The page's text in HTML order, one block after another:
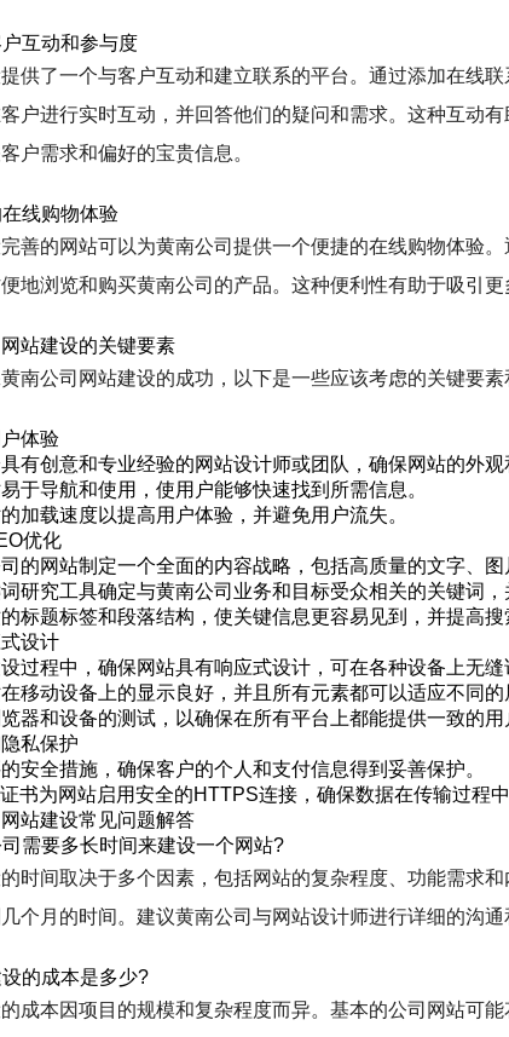
互动和参与度
供了一个与客户互动和建立联系的平台。通过添加在线
户进行实时互动，并回答他们的疑问和需求。这种互动
户需求和偏好的宝贵信息。
线购物体验
善的网站可以为黄南公司提供一个便捷的在线购物体验
地浏览和购买黄南公司的产品。这种便利性有助于吸引更
站建设的关键要素
南公司网站建设的成功，以下是一些应该考虑的关键要素
体验
有创意和专业经验的网站设计师或团队，确保网站的外观
于导航和使用，使用户能够快速找到所需信息。
加载速度以提高用户体验，并避免用户流失。
优化
的网站制定一个全面的内容战略，包括高质量的文字、图
研究工具确定与黄南公司业务和目标受众相关的关键词，
标题标签和段落结构，使关键信息更容易见到，并提高搜
设计
过程中，确保网站具有响应式设计，可在各种设备上无缝
移动设备上的显示良好，并且所有元素都可以适应不同的
器和设备的测试，以确保在所有平台上都能提供一致的用
私保护
安全措施，确保客户的个人和支付信息得到妥善保护。
书为网站启用安全的HTTPS连接，确保数据在传输过程中
站建设常见问题解答
需要多长时间来建设一个网站?
时间取决于多个因素，包括网站的复杂程度、功能需求
个月的时间。建议黄南公司与网站设计师进行详细的沟通
的成本是多少?
成本因项目的规模和复杂程度而异。基本的公司网站可